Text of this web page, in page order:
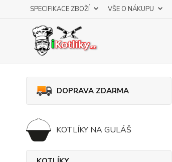
SPECIFIKACE ZBOŽÍ VŠE O NÁKUPU
DOPRAVA ZDARMA
KOTLÍKY NA GULÁŠ